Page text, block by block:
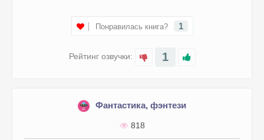
Рейтинг озвучки: 1
Понравилась книга? 1
Фантастика, фэнтези
818